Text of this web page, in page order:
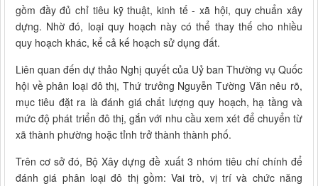
gồm đầy đủ chỉ tiêu kỹ thuật, kinh tế - xã hội, quy chuẩn xây
dựng. Nhờ đó, loại quy hoạch này có thể thay thế cho nhiều
quy hoạch khác, kể cả kế hoạch sử dụng đất.
Liên quan đến dự thảo Nghị quyết của Uỷ ban Thường vụ Quốc
hội về phân loại đô thị, Thứ trưởng Nguyễn Tường Văn nêu rõ,
mục tiêu đặt ra là đánh giá chất lượng quy hoạch, hạ tầng và
mức độ phát triển đô thị, gắn với nhu cầu xem xét để chuyển từ
xã thành phường hoặc tỉnh trở thành thành phố.
Trên cơ sở đó, Bộ Xây dựng đề xuất 3 nhóm tiêu chí chính để
đánh giá phân loại đô thị gồm: Vai trò, vị trí và chức năng